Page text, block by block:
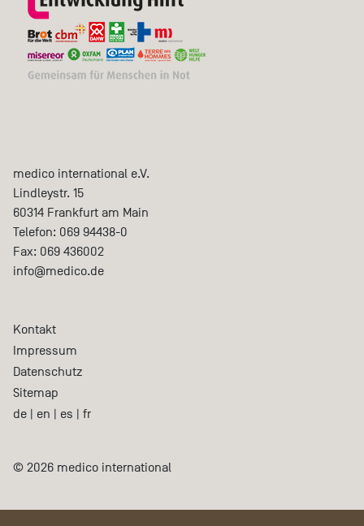
medico international e.V.
Lindleystr. 15
60314 Frankfurt am Main
Telefon: 069 94438-0
Fax: 069 436002
info@medico.de
Kontakt
Impressum
Datenschutz
Sitemap
de | en | es | fr
© 2026 medico international